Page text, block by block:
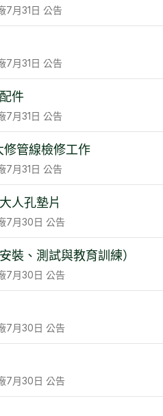
7月31日 公告
7月31日 公告
件
7月31日 公告
修管線檢修工作
7月31日 公告
人孔墊片
7月30日 公告
裝、測試與教育訓練）
7月30日 公告
7月30日 公告
7月30日 公告